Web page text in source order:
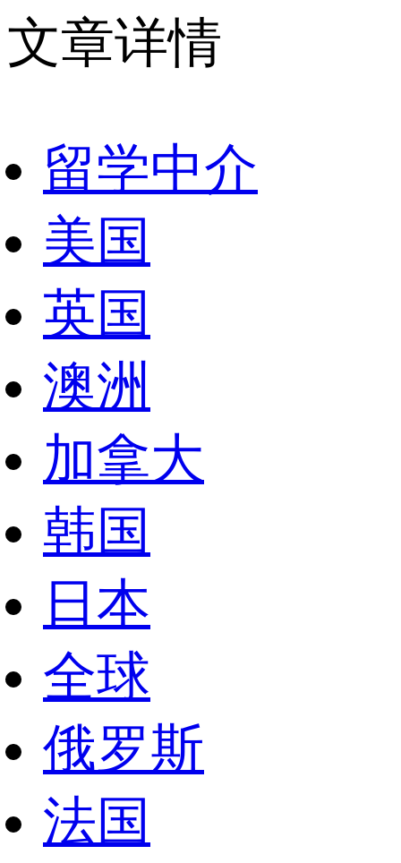
文章详情
留学中介
美国
英国
澳洲
加拿大
韩国
日本
全球
俄罗斯
法国